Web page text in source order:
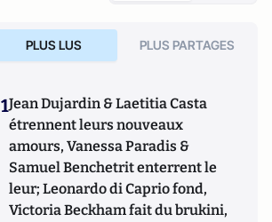
PLUS LUS PLUS PARTAGES
1Jean Dujardin & Laetitia Casta
étrennent leurs nouveaux
amours, Vanessa Paradis &
Samuel Benchetrit enterrent le
leur; Leonardo di Caprio fond,
Victoria Beckham fait du brukini,